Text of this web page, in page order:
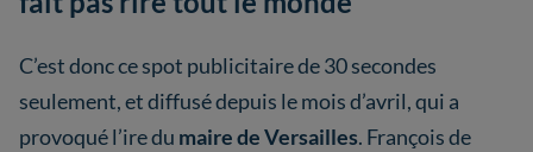
C’est donc ce spot publicitaire de 30 secondes
seulement, et diffusé depuis le mois d’avril, qui a
provoqué l’ire du maire de Versailles. François de